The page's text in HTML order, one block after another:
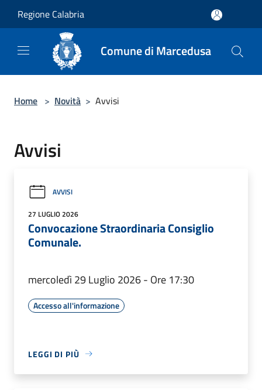
Regione Calabria
Comune di Marcedusa
Home > Novità > Avvisi
Avvisi
AVVISI
27 LUGLIO 2026
Convocazione Straordinaria Consiglio
Comunale.
mercoledì 29 Luglio 2026 - Ore 17:30
Accesso all'informazione
LEGGI DI PIÙ